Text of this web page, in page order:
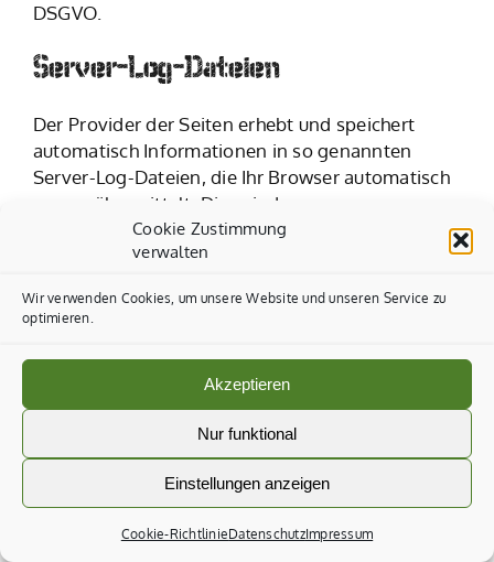
Cookie Zustimmung
verwalten
Wir verwenden Cookies, um unsere Website und unseren Service zu
optimieren.
Akzeptieren
Nur funktional
Einstellungen anzeigen
Cookie-RichtlinieDatenschutzImpressum
DSGVO.
Server-Log-Dateien
Der Provider der Seiten erhebt und speichert
automatisch Informationen in so genannten
Server-Log-Dateien, die Ihr Browser automatisch
an uns übermittelt. Dies sind:
Browsertyp und Browserversion
Referrer URL
Hostname des zugreifenden Rechners
Uhrzeit der Serveranfrage
Eine Zusammenführung dieser Daten mit anderen
Datenquellen wird nicht vorgenommen.
Die Erfassung dieser Daten erfolgt auf Grundlage
von Art. 6 Abs. 1 lit. f DSGVO. Der